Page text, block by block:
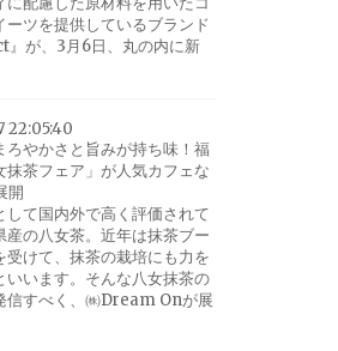
ーツを提供しているブランド
』が、3月6日、丸の内に新
22:05:40
ろやかさと旨みが持ち味！福
抹茶フェア」が人気カフェな
開
して国内外で高く評価されて
産の八女茶。近年は抹茶ブー
受けて、抹茶の栽培にも力を
いいます。そんな八女抹茶の
信すべく、㈱Dream Onが展